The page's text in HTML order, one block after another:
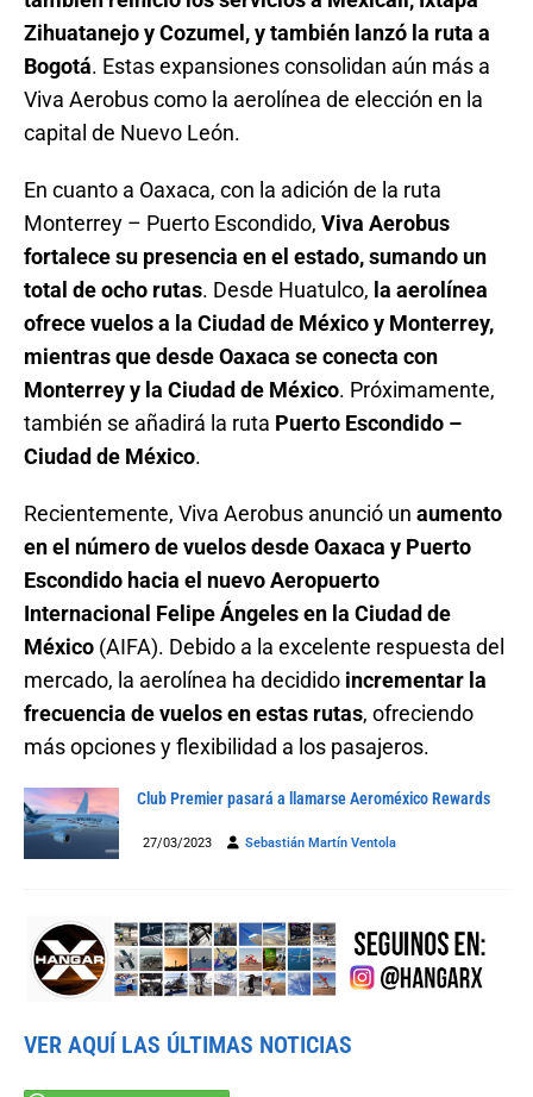
Zihuatanejo y Cozumel, y también lanzó la ruta a
Bogotá. Estas expansiones consolidan aún más a
Viva Aerobus como la aerolínea de elección en la
capital de Nuevo León.
En cuanto a Oaxaca, con la adición de la ruta
Monterrey – Puerto Escondido, Viva Aerobus
fortalece su presencia en el estado, sumando un
total de ocho rutas. Desde Huatulco, la aerolínea
ofrece vuelos a la Ciudad de México y Monterrey,
mientras que desde Oaxaca se conecta con
Monterrey y la Ciudad de México. Próximamente,
también se añadirá la ruta Puerto Escondido –
Ciudad de México.
Recientemente, Viva Aerobus anunció un aumento
en el número de vuelos desde Oaxaca y Puerto
Escondido hacia el nuevo Aeropuerto
Internacional Felipe Ángeles en la Ciudad de
México (AIFA). Debido a la excelente respuesta del
mercado, la aerolínea ha decidido incrementar la
frecuencia de vuelos en estas rutas, ofreciendo
más opciones y flexibilidad a los pasajeros.
Club Premier pasará a llamarse Aeroméxico Rewards
27/03/2023 Sebastián Martín Ventola
VER AQUÍ LAS ÚLTIMAS NOTICIAS